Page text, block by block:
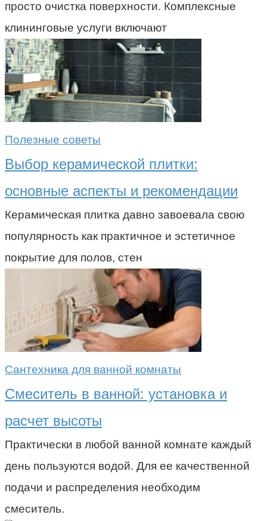
просто очистка поверхности. Комплексные
клининговые услуги включают
Полезные советы
Выбор керамической плитки:
основные аспекты и рекомендации
Керамическая плитка давно завоевала свою
популярность как практичное и эстетичное
покрытие для полов, стен
Сантехника для ванной комнаты
Смеситель в ванной: установка и
расчет высоты
Практически в любой ванной комнате каждый
день пользуются водой. Для ее качественной
подачи и распределения необходим
смеситель.